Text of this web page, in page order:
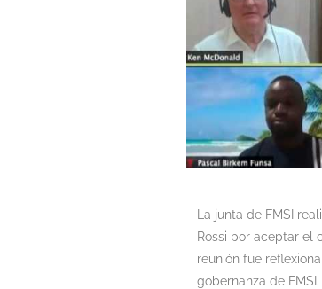
La junta de FMSI
Rossi por aceptar el
reunión fue
gobernanza de FMSI.